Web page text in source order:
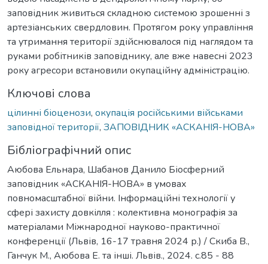
заповідник живиться складною системою зрошенні з
артезіанських свердловин. Протягом року управління
та утримання території здійснювалося під наглядом та
руками робітників заповіднику, але вже навесні 2023
року агресори встановили окупаційну адміністрацію.
Ключові слова
цілинні біоценози, окупація російськими військами
заповідної території, ЗАПОВІДНИК «АСКАНІЯ-НОВА»
Бібліографічний опис
Аюбова Ельнара, Шабанов Данило Біосферний
заповідник «АСКАНІЯ-НОВА» в умовах
повномасштабної війни. Інформаційні технології у
сфері захисту довкілля : колективна монографія за
матеріалами Міжнародної науково-практичної
конференції (Львів, 16-17 травня 2024 р.) / Скиба В.,
Ганчук М., Аюбова Е. та інші. Львів., 2024. с.85 - 88